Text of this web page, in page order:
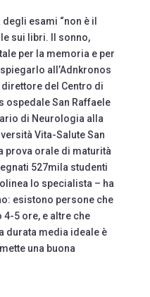
esami “non è il
sui libri. Il sonno,
per la memoria e per
all’Adnkronos
del Centro di
ospedale San Raffaele
di Neurologia alla
Vita-Salute San
prova orale di maturità
527mila studenti
lo specialista – ha
esistono persone che
5 ore, e altre che
durata media ideale è
una buona